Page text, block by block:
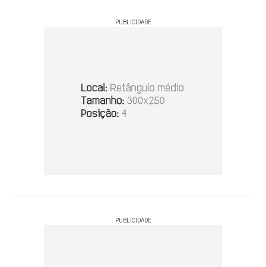
PUBLICIDADE
PUBLICIDADE